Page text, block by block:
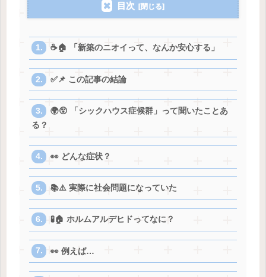
目次
☕️🏠 「新築のニオイって、なんか安心する」
✅📌 この記事の結論
🌍😵 「シックハウス症候群」って聞いたことあ
る？
👀 どんな症状？
📚⚠️ 実際に社会問題になっていた
🧪🏠 ホルムアルデヒドってなに？
👀 例えば…